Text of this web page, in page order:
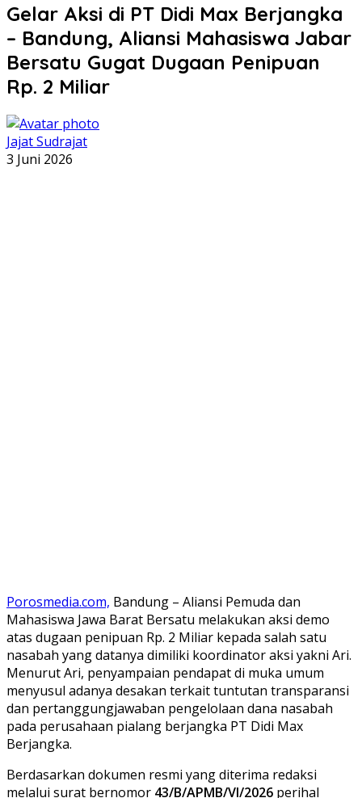
Gelar Aksi di PT Didi Max Berjangka
– Bandung, Aliansi Mahasiswa Jabar
Bersatu Gugat Dugaan Penipuan
Rp. 2 Miliar
Jajat Sudrajat
3 Juni 2026
Porosmedia.com, Bandung – Aliansi Pemuda dan
Mahasiswa Jawa Barat Bersatu melakukan aksi demo
atas dugaan penipuan Rp. 2 Miliar kepada salah satu
nasabah yang datanya dimiliki koordinator aksi yakni Ari.
Menurut Ari, penyampaian pendapat di muka umum
menyusul adanya desakan terkait tuntutan transparansi
dan pertanggungjawaban pengelolaan dana nasabah
pada perusahaan pialang berjangka PT Didi Max
Berjangka.
​Berdasarkan dokumen resmi yang diterima redaksi
melalui surat bernomor 43/B/APMB/VI/2026 perihal